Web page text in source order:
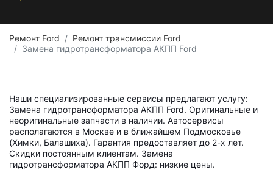
Ремонт Ford
Ремонт трансмиссии Ford
Замена гидротрансформатора АКПП Ford
Наши специализированные сервисы предлагают услугу:
Замена гидротрансформатора АКПП Ford. Оригинальные и
неоригинальные запчасти в наличии. Автосервисы
располагаются в Москве и в ближайшем Подмосковье
(Химки, Балашиха). Гарантия предоставляет до 2-х лет.
Скидки постоянным клиентам. Замена
гидротрансформатора АКПП Форд: низкие цены.